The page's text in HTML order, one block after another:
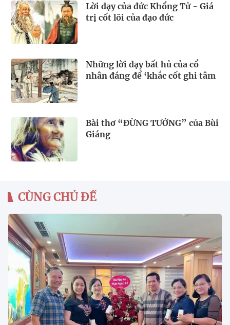
Lời dạy của đức Khổng Tử - Giá
trị cốt lõi của đạo đức
Những lời dạy bất hủ của cổ
nhân đáng để ‘khắc cốt ghi tâm
Bài thơ “ĐỪNG TƯỞNG” của Bùi
Giáng
CÙNG CHỦ ĐỀ